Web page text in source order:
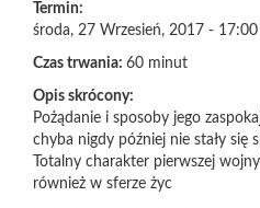
Termin:
środa, 27 Wrzesień, 2017 - 17:00
Czas trwania: 60 minut
Opis skrócony:
Pożądanie i sposoby jego
chyba nigdy później nie stały się
Totalny charakter pierwszej
również w sferze życ